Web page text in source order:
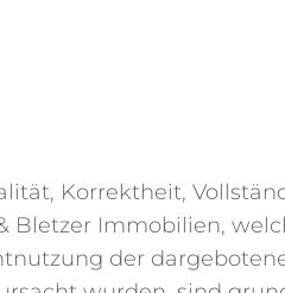
Korrektheit,
Immobilien,
der